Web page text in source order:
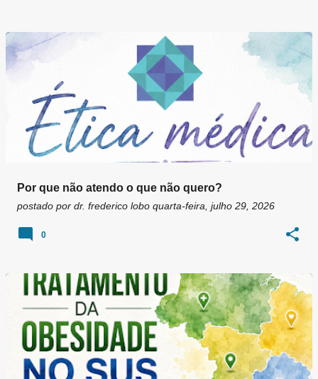
Por que não atendo o que não quero?
postado por dr. frederico lobo quarta-feira, julho 29, 2026
0